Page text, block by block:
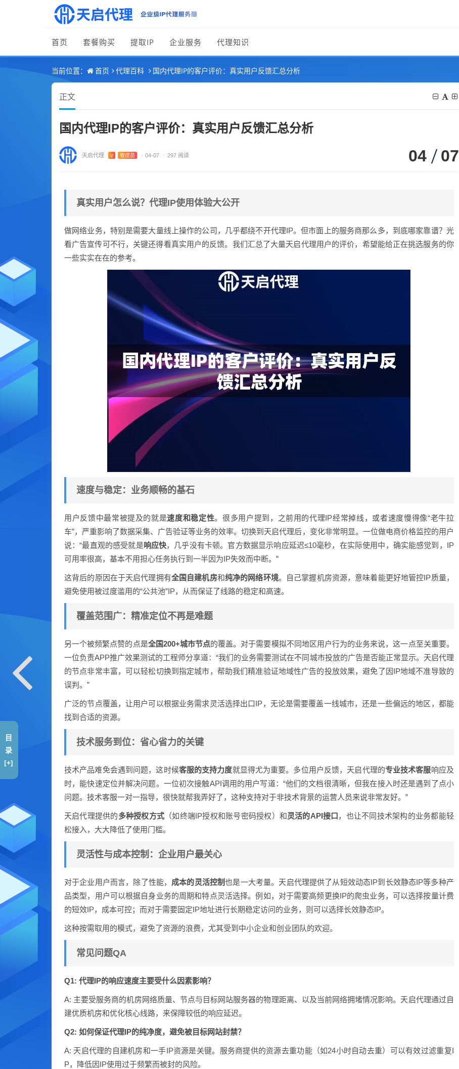
首页 套餐购买 提取IP 企业服务 代理知识
当前位置： 首页 代理百科 国内代理IP的客户评价：真实用户反馈汇总分析
正文
国内代理IP的客户评价：真实用户反馈汇总分析
天启代理 V 管理员 / 04-07 / 297 阅读 04 07
真实用户怎么说？代理IP使用体验大公开
做网络业务，特别是需要大量线上操作的公司，几乎都绕不开代理IP。但市面上的服务商那么多，到底哪家靠谱？光
看广告宣传可不行，关键还得看真实用户的反馈。我们汇总了大量天启代理用户的评价，希望能给正在挑选服务的你
一些实实在在的参考。
速度与稳定：业务顺畅的基石
用户反馈中最常被提及的就是速度和稳定性。很多用户提到，之前用的代理IP经常掉线，或者速度慢得像“老牛拉
车”，严重影响了数据采集、广告验证等业务的效率。切换到天启代理后，变化非常明显。一位做电商价格监控的用户
说：“最直观的感受就是响应快，几乎没有卡顿。官方数据显示响应延迟≤10毫秒，在实际使用中，确实能感觉到，IP
可用率很高，基本不用担心任务执行到一半因为IP失效而中断。”
这背后的原因在于天启代理拥有全国自建机房和纯净的网络环境。自己掌握机房资源，意味着能更好地管控IP质量，
避免使用被过度滥用的“公共池”IP，从而保证了线路的稳定和高速。
覆盖范围广：精准定位不再是难题
另一个被频繁点赞的点是全国200+城市节点的覆盖。对于需要模拟不同地区用户行为的业务来说，这一点至关重要。
一位负责APP推广效果测试的工程师分享道：“我们的业务需要测试在不同城市投放的广告是否能正常显示。天启代理
的节点非常丰富，可以轻松切换到指定城市，帮助我们精准验证地域性广告的投放效果，避免了因IP地域不准导致的
误判。”
广泛的节点覆盖，让用户可以根据业务需求灵活选择出口IP，无论是需要覆盖一线城市，还是一些偏远的地区，都能
找到合适的资源。
技术服务到位：省心省力的关键
技术产品难免会遇到问题，这时候客服的支持力度就显得尤为重要。多位用户反馈，天启代理的专业技术客服响应及
时，能快速定位并解决问题。一位初次接触API调用的用户写道：“他们的文档很清晰，但我在接入时还是遇到了点小
问题。技术客服一对一指导，很快就帮我弄好了，这种支持对于非技术背景的运营人员来说非常友好。”
天启代理提供的多种授权方式 （如终端IP授权和账号密码授权）和灵活的API接口，也让不同技术架构的业务都能轻
松接入，大大降低了使用门槛。
灵活性与成本控制：企业用户最关心
对于企业用户而言，除了性能， 成本的灵活控制也是一大考量。天启代理提供了从短效动态IP到长效静态IP等多种产
品类型，用户可以根据自身业务的周期和特点灵活选择。例如，对于需要高频更换IP的爬虫业务，可以选择按量计费
的短效IP，成本可控；而对于需要固定IP地址进行长期稳定访问的业务，则可以选择长效静态IP。
这种按需取用的模式，避免了资源的浪费，尤其受到中小企业和创业团队的欢迎。
常见问题QA
Q1: 代理IP的响应速度主要受什么因素影响？
A: 主要受服务商的机房网络质量、节点与目标网站服务器的物理距离、以及当前网络拥堵情况影响。天启代理通过自
建优质机房和优化核心线路，来保障较低的响应延迟。
Q2: 如何保证代理IP的纯净度，避免被目标网站封禁？
A: 天启代理的自建机房和一手IP资源是关键。服务商提供的资源去重功能（如24小时自动去重）可以有效过滤重复I
P，降低因IP使用过于频繁而被封的风险。
目
录
[+]